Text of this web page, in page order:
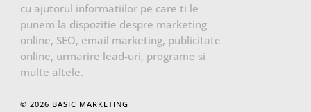
cu ajutorul informatiilor pe care ti le
punem la dispozitie despre marketing
online, SEO, email marketing, publicitate
online, urmarire lead-uri, programe si
multe altele.
© 2026 BASIC MARKETING